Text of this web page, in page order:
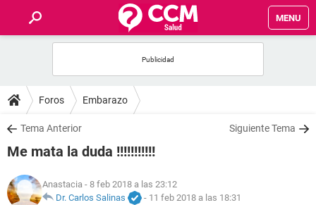
MENU
FOROS
SALUD
NUTRICIÓN
Foros Embarazo
Tema Anterior Siguiente Tema
Me mata la duda !!!!!!!!!!!
Anastacia - 8 feb 2018 a las 23:12
Dr. Carlos Salinas
- 11 feb 2018 a las 18:31